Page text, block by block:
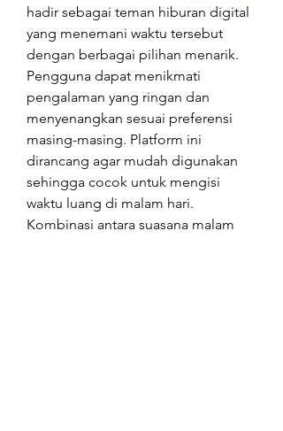
hadir sebagai teman hiburan digital
yang menemani waktu tersebut
dengan berbagai pilihan menarik.
Pengguna dapat menikmati
pengalaman yang ringan dan
menyenangkan sesuai preferensi
masing-masing. Platform ini
dirancang agar mudah digunakan
sehingga cocok untuk mengisi
waktu luang di malam hari.
Kombinasi antara suasana malam